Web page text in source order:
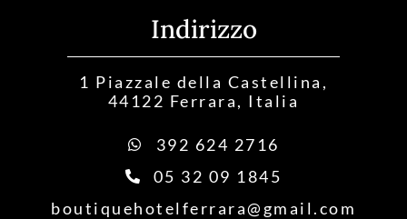
Indirizzo
1 Piazzale della Castellina,
44122 Ferrara, Italia
392 624 2716
05 32 09 1845
boutiquehotelferrara@gmail.com